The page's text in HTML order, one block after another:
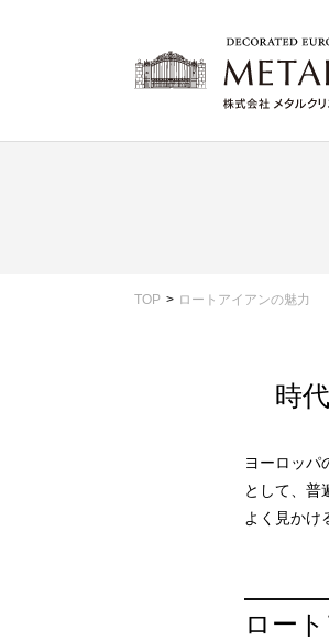
TOP ロートアイアンの魅力
時
ヨーロッパ
として、普
よく見かけ
ロー